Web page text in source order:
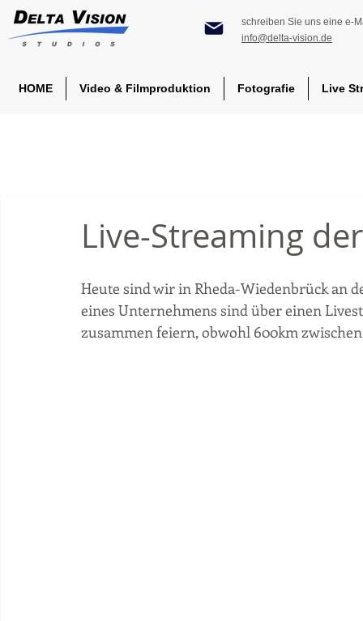
schreiben Sie uns eine e-
info@delta-vision.de
HOME Video & Filmproduktion Fotografie Live
Live-Streaming
Heute sind wir in Rheda-Wiedenbrück an
eines Unternehmens sind über einen
zusammen feiern, obwohl 600km